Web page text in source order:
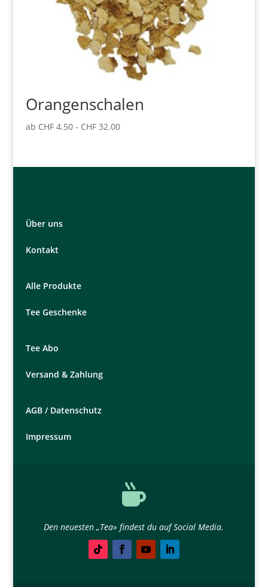
Orangenschalen
ab CHF4.50- CHF32.00
Über uns
Kontakt
Alle Produkte
Tee Geschenke
Tee Abo
Versand & Zahlung
AGB / Datenschutz
Impressum

Den neuesten „Tea» findest du auf Social Media.